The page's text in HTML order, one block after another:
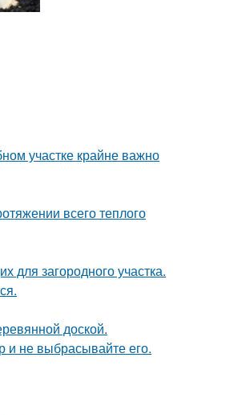
участке крайне важно
всего теплого
для загородного участка.
доской.
и не выбрасывайте его.